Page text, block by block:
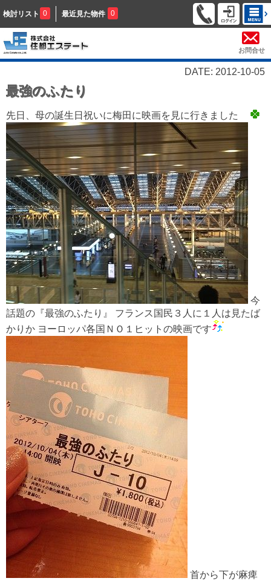
検討リスト 0 最近見た物件 0
お問合せ
DATE: 2012-10-05
最強のふたり
先日、母の誕生日祝いに梅田に映画を見に行きました
今
話題の『最強のふたり』 フランス国民３人に１人は見たば
かりか ヨーロッパ各国ＮＯ１ヒットの映画です
首から下が麻痺